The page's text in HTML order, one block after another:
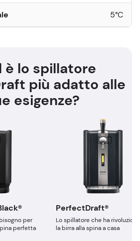
5°C
è lo spillatore
più adatto alle
esigenze?
per
perfetta
PerfectDraft®
Lo spillatore che ha
la birra alla spina a casa